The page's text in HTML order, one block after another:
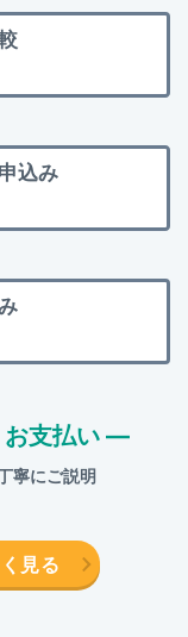
込み
お支払い ―
寧にご説明
見る